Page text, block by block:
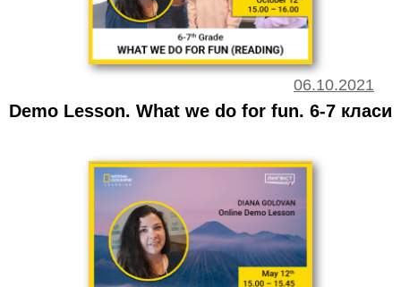
06.10.2021
Demo Lesson. What we do for fun. 6-7 класи